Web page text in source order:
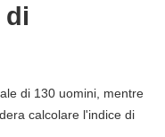
di
di 130 uomini, mentre
calcolare l'indice di